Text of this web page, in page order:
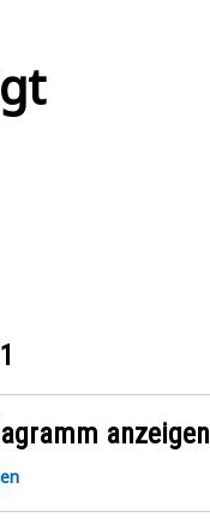
anzeigen